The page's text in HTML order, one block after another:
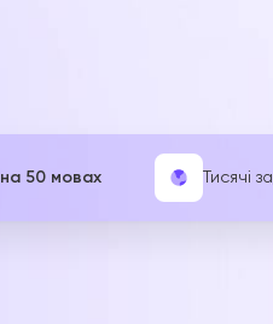
на 50 мовах Тисячі